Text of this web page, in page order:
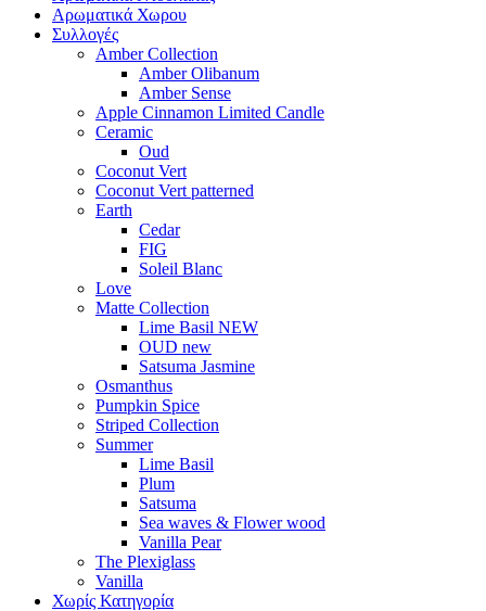
Αρωματικά Χωρου
Συλλογές
Amber Collection
Amber Olibanum
Amber Sense
Apple Cinnamon Limited Candle
Ceramic
Oud
Coconut Vert
Coconut Vert patterned
Earth
Cedar
FIG
Soleil Blanc
Love
Matte Collection
Lime Basil NEW
OUD new
Satsuma Jasmine
Osmanthus
Pumpkin Spice
Striped Collection
Summer
Lime Basil
Plum
Satsuma
Sea waves & Flower wood
Vanilla Pear
The Plexiglass
Vanilla
Χωρίς Κατηγορία